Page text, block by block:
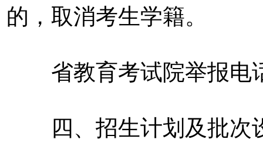
的，取消考生学籍。
省教育考试院举报电话
四、招生计划及批次